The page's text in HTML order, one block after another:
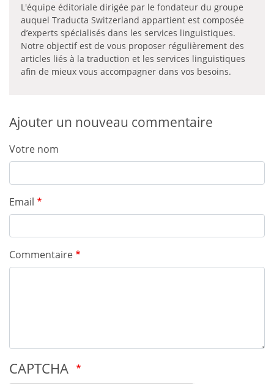
L'équipe éditoriale dirigée par le fondateur du groupe
auquel Traducta Switzerland appartient est composée
d’experts spécialisés dans les services linguistiques.
Notre objectif est de vous proposer régulièrement des
articles liés à la traduction et les services linguistiques
afin de mieux vous accompagner dans vos besoins.
Ajouter un nouveau commentaire
Votre nom
Email
Commentaire
CAPTCHA